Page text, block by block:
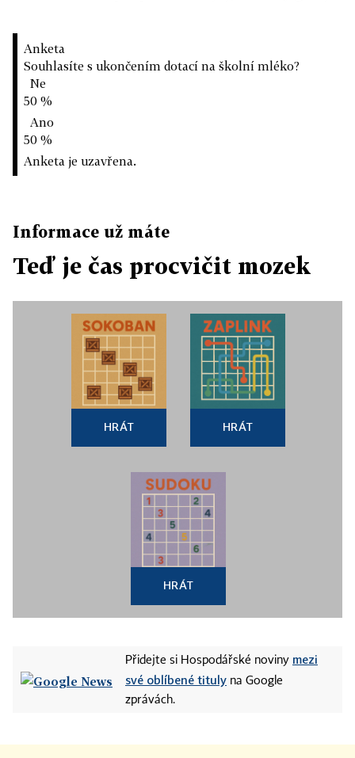
Anketa
Souhlasíte s ukončením dotací na školní mléko?
Ne
50 %
Ano
50 %
Anketa je uzavřena.
Informace už máte
Teď je čas procvičit mozek
HRÁT HRÁT
HRÁT
Přidejte si Hospodářské noviny mezi
své oblíbené tituly na Google
zprávách.